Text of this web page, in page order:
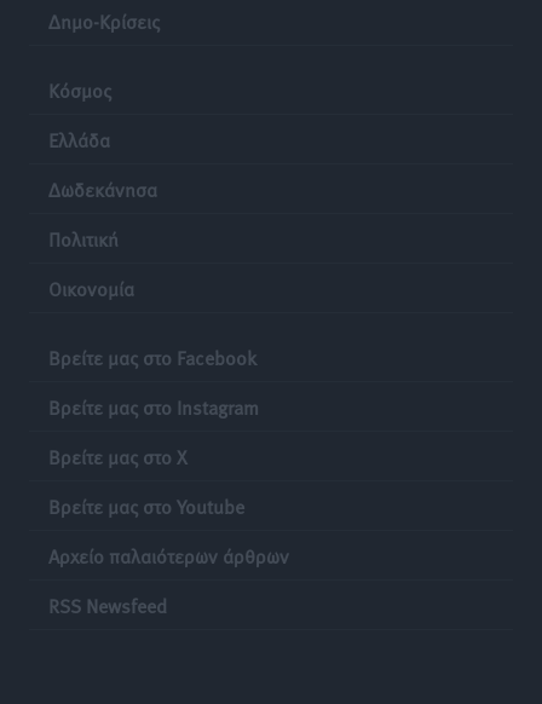
Δημο-Κρίσεις
Κόσμος
Ελλάδα
Δωδεκάνησα
Πολιτική
Οικονομία
Βρείτε μας στο Facebook
Βρείτε μας στο Instagram
Βρείτε μας στο X
Βρείτε μας στο Youtube
Αρχείο παλαιότερων άρθρων
RSS Newsfeed